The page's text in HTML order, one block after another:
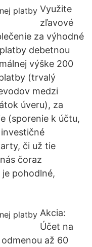
Využite
zľavové
za výhodné
debetnou
výške 200
(trvalý
medzi
úveru), za
(sporenie k účtu,
či už tie
čoraz
pohodlné,
Akcia:
Účet na
až 60